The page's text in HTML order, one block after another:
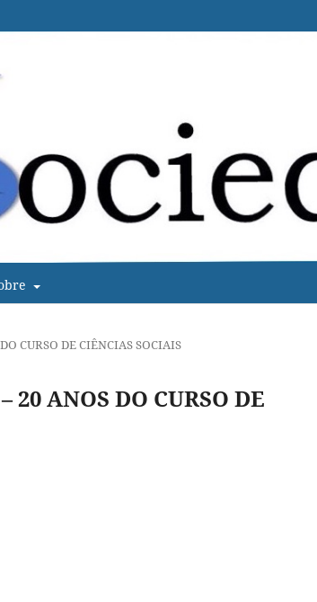
CURSO DE CIÊNCIAS SOCIAIS
20 ANOS DO CURSO DE